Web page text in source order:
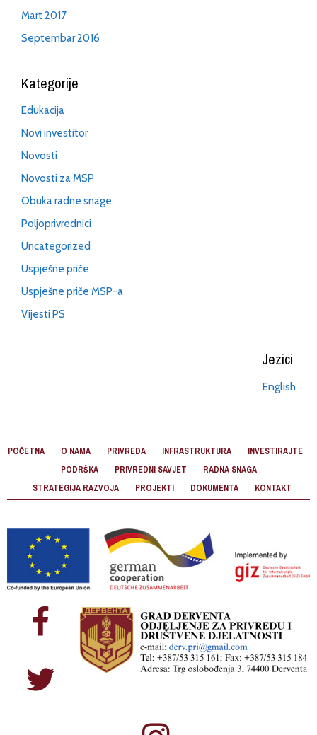
Mart 2017
Septembar 2016
Kategorije
Edukacija
Novi investitor
Novosti
Novosti za MSP
Obuka radne snage
Poljoprivrednici
Uncategorized
Uspješne priče
Uspješne priče MSP-a
Vijesti PS
Jezici
English
POČETNA O NAMA PRIVREDA INFRASTRUKTURA
INVESTIRAJTE
PODRŠKA
PRIVREDNI SAVJET
RADNA SNAGA
STRATEGIJA RAZVOJA
PROJEKTI DOKUMENTA KONTAKT